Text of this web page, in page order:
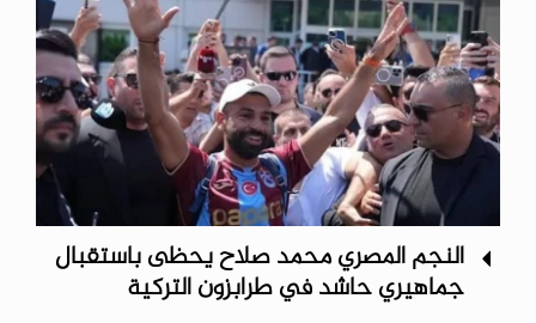
النجم المصري محمد صلاح يحظى باستقبال
جماهيري حاشد في طرابزون التركية